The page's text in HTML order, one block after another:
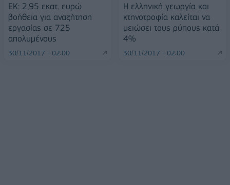
ΕΚ: 2,95 εκατ. ευρώ
βοήθεια για αναζήτηση
εργασίας σε 725
απολυμένους
30/11/2017 - 02:00
H ελληνική γεωργία και
κτηνοτροφία καλείται να
μειώσει τoυς ρύπους κατά
4%
30/11/2017 - 02:00